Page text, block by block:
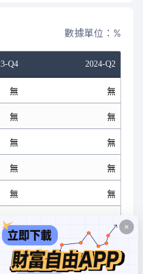
數據單位：%
Q4 2024-Q2
無 無
無 無
無 無
無 無
無 無
無
無 無
無 無